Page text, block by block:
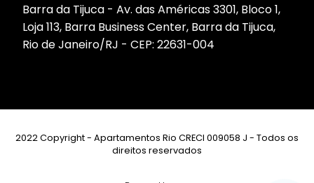
Barra da Tijuca - Av. das Américas 3301, Bloco 1,
Loja 113, Barra Business Center, Barra da Tijuca,
Rio de Janeiro/RJ - CEP: 22631-004
2022 Copyright - Apartamentos Rio CRECI 009058 J - Todos os
direitos reservados